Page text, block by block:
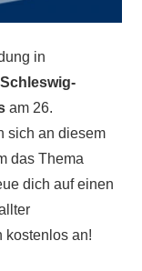
in
am 26.
sich an diesem
das Thema
dich auf einen
kostenlos an!